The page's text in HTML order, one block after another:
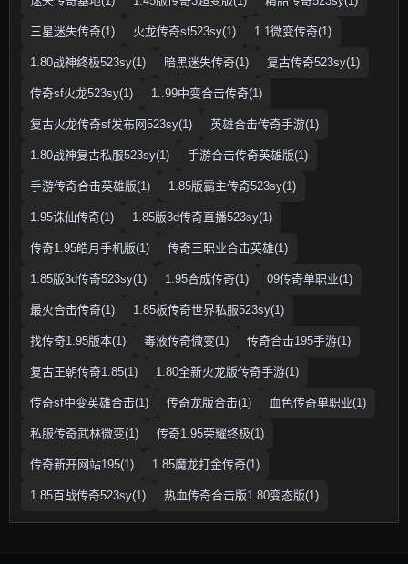
三星迷失传奇(1) 火龙传奇sf523sy(1) 1.1微变传奇(1)
1.80战神终极523sy(1) 暗黑迷失传奇(1) 复古传奇523sy(1)
传奇sf火龙523sy(1) 1..99中变合击传奇(1)
复古火龙传奇sf发布网523sy(1) 英雄合击传奇手游(1)
1.80战神复古私服523sy(1) 手游合击传奇英雄版(1)
手游传奇合击英雄版(1) 1.85版霸主传奇523sy(1)
1.95诛仙传奇(1) 1.85版3d传奇直播523sy(1)
传奇1.95皓月手机版(1) 传奇三职业合击英雄(1)
1.85版3d传奇523sy(1) 1.95合成传奇(1) 09传奇单职业(1)
最火合击传奇(1) 1.85板传奇世界私服523sy(1)
找传奇1.95版本(1) 毒液传奇微变(1) 传奇合击195手游(1)
复古王朝传奇1.85(1) 1.80全新火龙版传奇手游(1)
传奇sf中变英雄合击(1) 传奇龙版合击(1) 血色传奇单职业(1)
私服传奇武林微变(1) 传奇1.95荣耀终极(1)
传奇新开网站195(1) 1.85魔龙打金传奇(1)
1.85百战传奇523sy(1) 热血传奇合击版1.80变态版(1)